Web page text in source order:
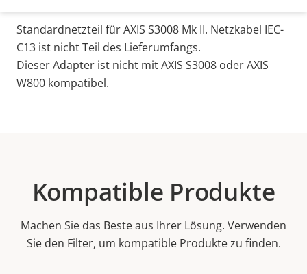
Standardnetzteil für AXIS S3008 Mk II. Netzkabel IEC-
C13 ist nicht Teil des Lieferumfangs.
Dieser Adapter ist nicht mit AXIS S3008 oder AXIS
W800 kompatibel.
Kompatible Produkte
Machen Sie das Beste aus Ihrer Lösung. Verwenden
Sie den Filter, um kompatible Produkte zu finden.